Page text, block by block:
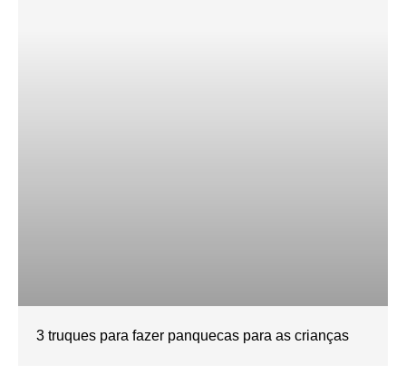
3 truques para fazer panquecas para as crianças